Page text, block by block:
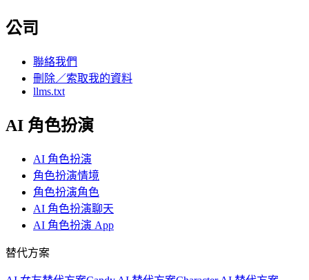
公司
聯絡我們
刪除／索取我的資料
llms.txt
AI 角色扮演
AI 角色扮演
角色扮演情境
角色扮演角色
AI 角色扮演聊天
AI 角色扮演 App
替代方案